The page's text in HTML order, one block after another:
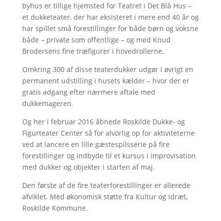
byhus er tillige hjemsted for Teatret i Det Blå Hus –
et dukketeater, der har eksisteret i mere end 40 år og
har spillet små forestillinger for både børn og voksne
både – private som offentlige – og med Knud
Brodersens fine træfigurer i hovedrollerne.
Omkring 300 af disse teaterdukker udgør i øvrigt en
permanent udstilling i husets kælder – hvor der er
gratis adgang efter nærmere aftale med
dukkemageren.
Og her i februar 2016 åbnede Roskilde Dukke- og
Figurteater Center så for alvorlig op for aktiviteterne
ved at lancere en lille gæstespilsserie på fire
forestillinger og indbyde til et kursus i improvisation
med dukker og objekter i starten af maj.
Den første af de fire teaterforestillinger er allerede
afviklet. Med økonomisk støtte fra Kultur og Idræt,
Roskilde Kommune.